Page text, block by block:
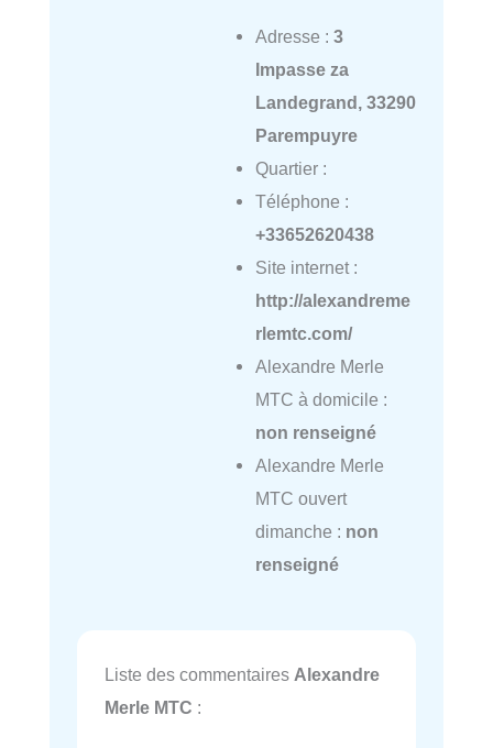
Adresse : 3
Impasse za
Landegrand, 33290
Parempuyre
Quartier :
Téléphone :
+33652620438
Site internet :
http://alexandreme
rlemtc.com/
Alexandre Merle
MTC à domicile :
non renseigné
Alexandre Merle
MTC ouvert
dimanche : non
renseigné
Liste des commentaires Alexandre
Merle MTC :